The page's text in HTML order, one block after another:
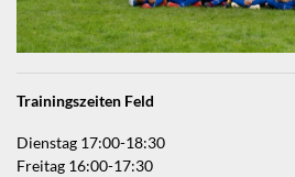
Trainingszeiten Feld
Dienstag 17:00-18:30
Freitag 16:00-17:30